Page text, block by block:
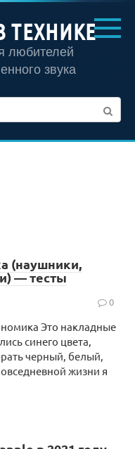
ТЕХНИКЕ
любителей
звука
(наушники,
— тесты
0
Это накладные
синего цвета,
черный, белый,
жизни я